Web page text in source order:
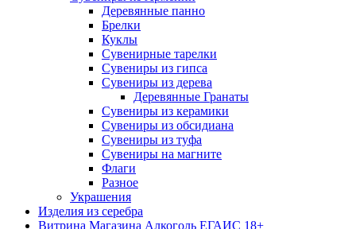
Деревянные панно
Брелки
Куклы
Сувенирные тарелки
Сувениры из гипса
Сувениры из дерева
Деревянные Гранаты
Сувениры из керамики
Сувениры из обсидиана
Сувениры из туфа
Сувениры на магните
Флаги
Разное
Украшения
Изделия из серебра
Витрина Магазина Алкоголь ЕГАИС 18+